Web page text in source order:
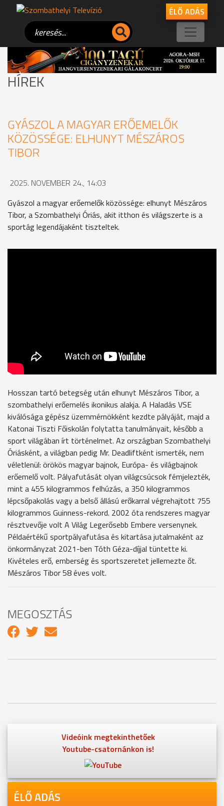
ÉLŐ ADÁS
HÍREK
GYÁSZOL A MAGYAR ERŐEMELŐK
KÖZÖSSÉGE: ELHUNYT MÉSZÁROS
TIBOR
2025. NOVEMBER 24., 14:03
Gyászol a magyar erőemelők közössége: elhunyt Mészáros
Tibor, a Szombathelyi Óriás, akit itthon és világszerte is a
sportág legendájaként tiszteltek.
Hosszan tartó betegség után elhunyt Mészáros Tibor, a
szombathelyi erőemelés ikonikus alakja. A Haladás VSE
kiválósága gépész üzemmérnökként kezdte pályáját, majd a
Katonai Tiszti Főiskolán folytatta tanulmányait, később a
sport világában írt történelmet. Az országban Szombathelyi
Óriásként, a világban pedig Mr. Deadliftként ismerték, nem
véletlenül: örökös magyar bajnok, Európa- és világbajnok
erőemelő volt. Pályafutását olyan világcsúcsok fémjelezték,
mint a 455 kilogrammos felhúzás, a 350 kilogrammos
lépcsőpakolás vagy a belső állású erőkarral végrehajtott 755
kilogrammos Guinness-rekord. 2002 óta rendszeres magyar
résztvevője volt A Világ Legerősebb Embere versenynek.
Példaértékű sportpályafutása és kitartása jutalmaként az
önkormányzat 2021-ben Tóth Géza-díjjal tüntette ki.
Kivételes erő, emberség és sportszeretet jellemezte őt.
Mészáros Tibor 58 éves volt.
MEGOSZTÁS
Videóink megtekinthetőek
Youtube-csatornánkon is!
ÉLŐ ADÁS